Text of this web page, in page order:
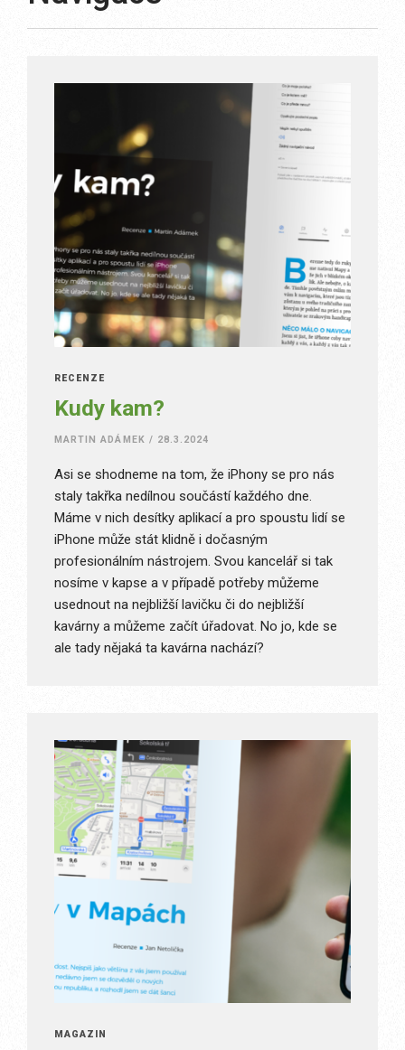
RECENZE
Kudy kam?
MARTIN ADÁMEK / 28.3.2024
Asi se shodneme na tom, že iPhony se pro nás
staly takřka nedílnou součástí každého dne.
Máme v nich desítky aplikací a pro spoustu lidí se
iPhone může stát klidně i dočasným
profesionálním nástrojem. Svou kancelář si tak
nosíme v kapse a v případě potřeby můžeme
usednout na nejbližší lavičku či do nejbližší
kavárny a můžeme začít úřadovat. No jo, kde se
ale tady nějaká ta kavárna nachází?
MAGAZÍN